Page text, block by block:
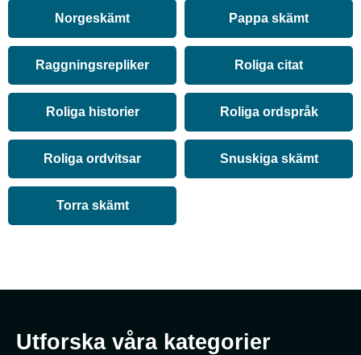
Norgeskämt Pappa skämt
Raggningsrepliker Roliga citat
Roliga historier Roliga ordspråk
Roliga ordvitsar Snuskiga skämt
Torra skämt
Utforska våra kategorier